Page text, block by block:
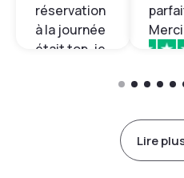
réservation
à la journée
était top, je
Lire